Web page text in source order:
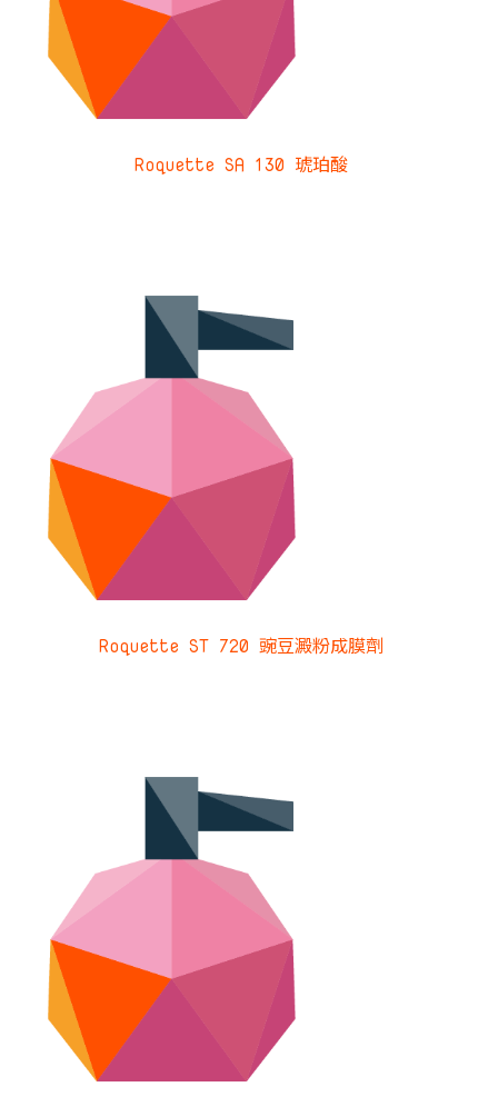
Roquette SA 130 琥珀酸
Roquette ST 720 豌豆澱粉成膜劑